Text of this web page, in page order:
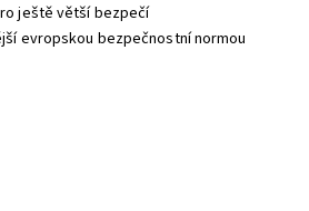
ještě větší bezpečí
evropskou bezpečnostní normou